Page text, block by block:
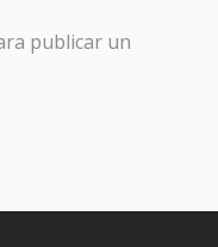
publicar un